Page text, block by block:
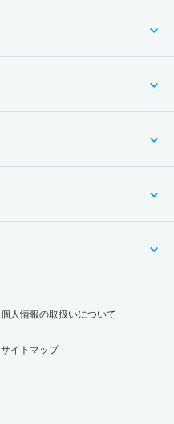
個人情報の取扱いについて
サイトマップ